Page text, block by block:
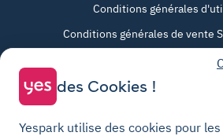
Conditions générales
Conditions générales de vente
Conditions générales de
Politique de
Paramètres des
des Cookies !
Yespark utilise des cookies pour